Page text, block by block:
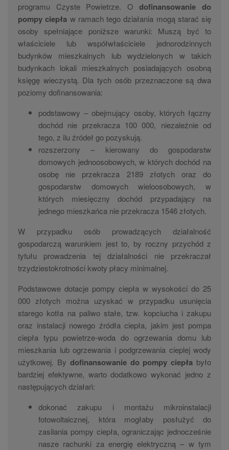
programu Czyste Powietrze. Odofinansowanie do
pompy ciepła w ramach tego działania mogą starać się
osoby spełniające poniższe warunki: Muszą być to
właściciele lub współwłaściciele jednorodzinnych
budynków mieszkalnych lub wydzielonych w takich
budynkach lokali mieszkalnych posiadających osobną
księgę wieczystą. Dla tych osób przeznaczone są dwa
poziomy dofinansowania:
podstawowy – obejmujący osoby, których łączny
dochód nie przekracza 100 000, niezależnie od
tego, z ilu źródeł go pozyskują.
rozszerzony – kierowany do gospodarstw
domowych jednoosobowych, w których dochód na
osobę nie przekracza 2189 złotych oraz do
gospodarstw domowych wieloosobowych, w
których miesięczny dochód przypadający na
jednego mieszkańca nie przekracza 1546 złotych.
W przypadku osób prowadzących działalność
gospodarczą warunkiem jest to, by roczny przychód z
tytułu prowadzenia tej działalności nie przekraczał
trzydziestokrotności kwoty płacy minimalnej.
Podstawowe dotacje pompy ciepła w wysokości do 25
000 złotych można uzyskać w przypadku usunięcia
starego kotła na paliwo stałe, tzw. kopciucha i zakupu
oraz instalacji nowego źródła ciepła, jakim jest pompa
ciepła typu powietrze-woda do ogrzewania domu lub
mieszkania lub ogrzewania i podgrzewania cieplej wody
użytkowej. By dofinansowanie do pompy ciepła było
bardziej efektywne, warto dodatkowo wykonać jedno z
następujących działań:
dokonać zakupu i montażu mikroinstalacji
fotowoltaicznej, która mogłaby posłużyć do
zasilania pompy ciepła, ograniczając jednocześnie
nasze rachunki za energię elektryczną – w tym